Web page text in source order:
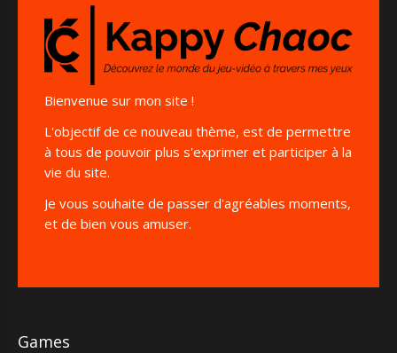
Bienvenue sur mon site !
L'objectif de ce nouveau thème, est de permettre
à tous de pouvoir plus s'exprimer et participer à la
vie du site.
Je vous souhaite de passer d'agréables moments,
et de bien vous amuser.
Games